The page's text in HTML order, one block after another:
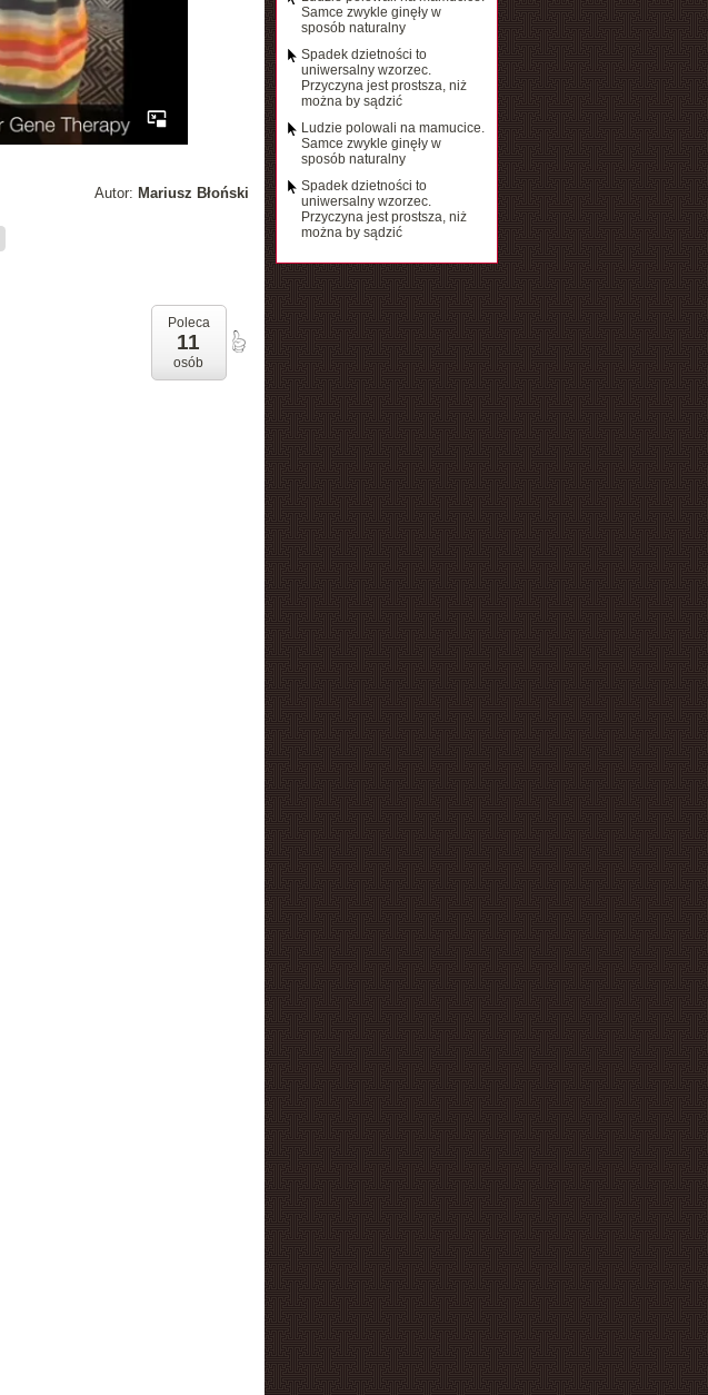
Autor: Mariusz Błoński
Poleca
11
osób
Samce zwykle ginęły w
sposób naturalny
Spadek dzietności to
uniwersalny wzorzec.
Przyczyna jest prostsza, niż
można by sądzić
Ludzie polowali na mamucice.
Samce zwykle ginęły w
sposób naturalny
Spadek dzietności to
uniwersalny wzorzec.
Przyczyna jest prostsza, niż
można by sądzić